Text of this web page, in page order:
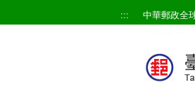
::: 中華郵政全